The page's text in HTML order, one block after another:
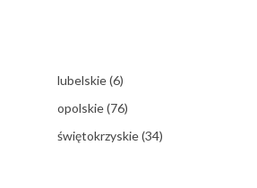
lubelskie(6)
opolskie(76)
świętokrzyskie(34)